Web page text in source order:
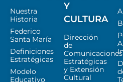
Nuestra
Historia
Federico
Santa María
Definiciones
Estratégicas
Modelo
Educativo
Y
CULTURA
Dirección
de
Comunicaciones
Estratégicas
y Extensión
Cultural